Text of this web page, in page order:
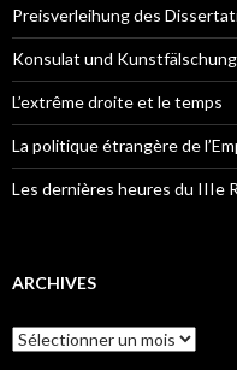
h
e
r
:
Preisverleihung des
Konsulat und Kunstfälschung
L’extrême droite et le temps
La politique étrangère de
Les dernières heures du IIIe
ARCHIVES
A
r